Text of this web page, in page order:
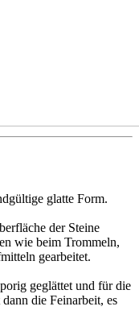
glatte Form.
der Steine
wie beim Trommeln,
gearbeitet.
geglättet und für die
die Feinarbeit, es